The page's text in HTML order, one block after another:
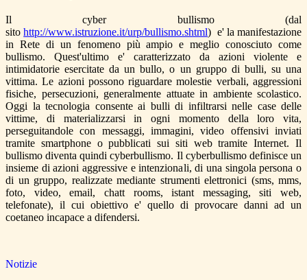
Il cyber bullismo (dal
sitohttp://www.istruzione.it/urp/bullismo.shtml) e' la manifestazione
in Rete di un fenomeno più ampio e meglio conosciuto come
bullismo. Quest'ultimo e' caratterizzato da azioni violente e
intimidatorie esercitate da un bullo, o un gruppo di bulli, su una
vittima. Le azioni possono riguardare molestie verbali, aggressioni
fisiche, persecuzioni, generalmente attuate in ambiente scolastico.
Oggi la tecnologia consente ai bulli di infiltrarsi nelle case delle
vittime, di materializzarsi in ogni momento della loro vita,
perseguitandole con messaggi, immagini, video offensivi inviati
tramite smartphone o pubblicati sui siti web tramite Internet. Il
bullismo diventa quindi cyberbullismo. Il cyberbullismo definisce un
insieme di azioni aggressive e intenzionali, di una singola persona o
di un gruppo, realizzate mediante strumenti elettronici (sms, mms,
foto, video, email, chatt rooms, istant messaging, siti web,
telefonate), il cui obiettivo e' quello di provocare danni ad un
coetaneo incapace a difendersi.
Notizie